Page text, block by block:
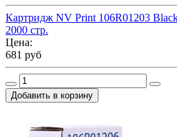
Картридж NV Print 106R01203
2000 стр.
Цена:
681 руб